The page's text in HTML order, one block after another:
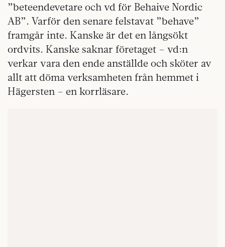
”beteendevetare och vd för Behaive Nordic
AB”. Varför den senare felstavat ”behave”
framgår inte. Kanske är det en långsökt
ordvits. Kanske saknar företaget – vd:n
verkar vara den ende anställde och sköter av
allt att döma verksamheten från hemmet i
Hägersten – en korrläsare.